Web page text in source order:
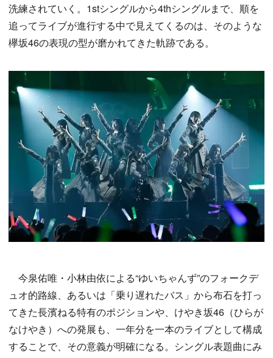
洗練されていく。1stシングルから4thシングルまで、順を
追ってライブが進行する中で見えてくるのは、そのような
欅坂46の表現の型が磨かれてきた軌跡である。
今泉佑唯・小林由依による“ゆいちゃんず”のフォークデ
ュオ的路線、あるいは「乗り遅れたバス」から布石を打っ
てきた長濱ねる特有のポジションや、けやき坂46（ひらが
なけやき）への発展も、一年分を一本のライブとして構成
することで、その意義が明確になる。シングル表題曲にみ